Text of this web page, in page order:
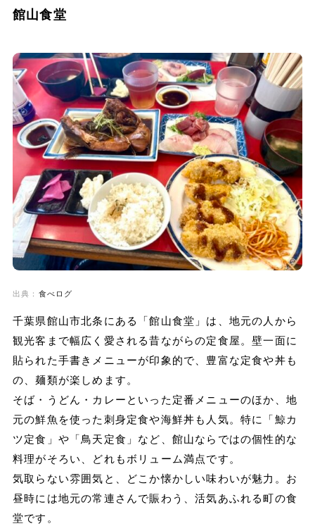
館山食堂
出典： 食べログ
千葉県館山市北条にある「館山食堂」は、地元の人から
観光客まで幅広く愛される昔ながらの定食屋。壁一面に
貼られた手書きメニューが印象的で、豊富な定食や丼も
の、麺類が楽しめます。
そば・うどん・カレーといった定番メニューのほか、地
元の鮮魚を使った刺身定食や海鮮丼も人気。特に「鯨カ
ツ定食」や「鳥天定食」など、館山ならではの個性的な
料理がそろい、どれもボリューム満点です。
気取らない雰囲気と、どこか懐かしい味わいが魅力。お
昼時には地元の常連さんで賑わう、活気あふれる町の食
堂です。